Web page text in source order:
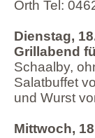
Orth Tel:
Dienstag,
Grillabend
Schaalby,
Salatbuffet
und Wurst
Mittwoch,